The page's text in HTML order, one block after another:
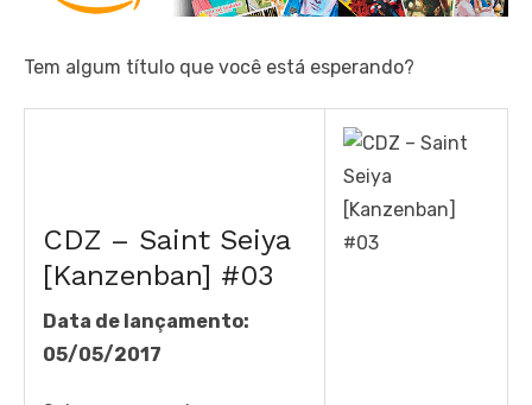
Tem algum título que você está esperando?
CDZ – Saint Seiya
[Kanzenban] #03
Data de lançamento:
05/05/2017